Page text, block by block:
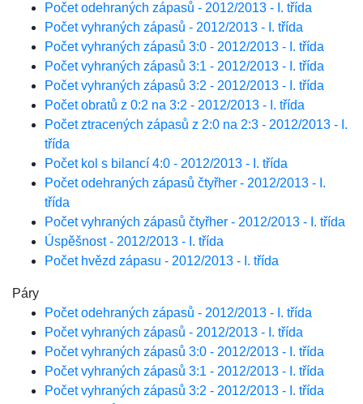
Počet odehraných zápasů - 2012/2013 - I. třída
Počet vyhraných zápasů - 2012/2013 - I. třída
Počet vyhraných zápasů 3:0 - 2012/2013 - I. třída
Počet vyhraných zápasů 3:1 - 2012/2013 - I. třída
Počet vyhraných zápasů 3:2 - 2012/2013 - I. třída
Počet obratů z 0:2 na 3:2 - 2012/2013 - I. třída
Počet ztracených zápasů z 2:0 na 2:3 - 2012/2013 - I.
třída
Počet kol s bilancí 4:0 - 2012/2013 - I. třída
Počet odehraných zápasů čtyřher - 2012/2013 - I.
třída
Počet vyhraných zápasů čtyřher - 2012/2013 - I. třída
Úspěšnost - 2012/2013 - I. třída
Počet hvězd zápasu - 2012/2013 - I. třída
Páry
Počet odehraných zápasů - 2012/2013 - I. třída
Počet vyhraných zápasů - 2012/2013 - I. třída
Počet vyhraných zápasů 3:0 - 2012/2013 - I. třída
Počet vyhraných zápasů 3:1 - 2012/2013 - I. třída
Počet vyhraných zápasů 3:2 - 2012/2013 - I. třída